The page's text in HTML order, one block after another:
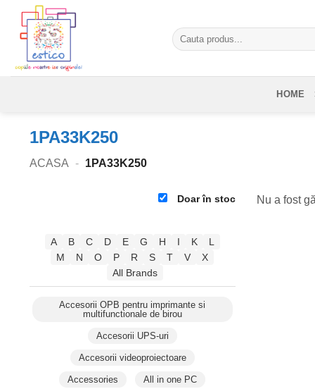
content
Caută
după:
HOME
1PA33K250
ACASA - 1PA33K250
Doar în stoc
A B C D E G H I K
L
M
N O P R S T V
X
All Brands
Accesorii OPB pentru imprimante si
multifunctionale de birou
Accesorii UPS-uri
Accesorii videoproiectoare
Accessories All in one PC
Nu a fost